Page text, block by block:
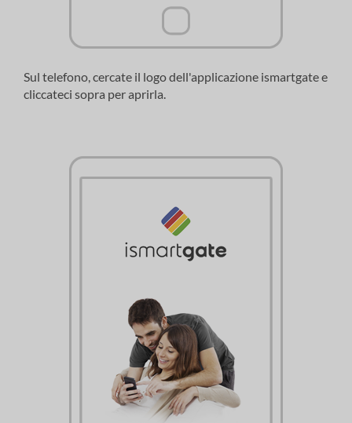
Sul telefono, cercate il logo dell'applicazione ismartgate e
cliccateci sopra per aprirla.